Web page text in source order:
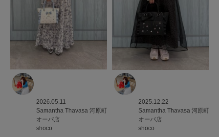
2026.05.11
Samantha Thavasa 河原町
オーパ店
shoco
2025.12.22
Samantha Thavasa 河原町
オーパ店
shoco